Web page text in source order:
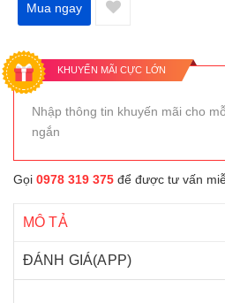
Mua ngay
KHUYẾN MÃI CỰC LỚN
Nhập thông tin khuyến mãi cho
ngắn
Gọi 0978 319 375 để được tư vấn
MÔ TẢ
ĐÁNH GIÁ(APP)